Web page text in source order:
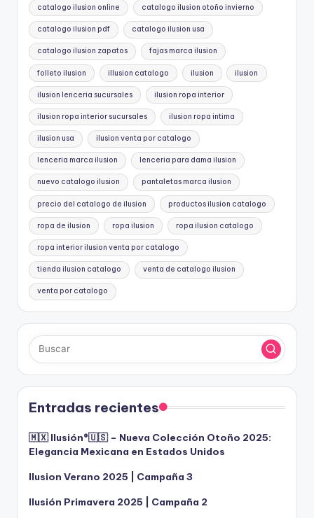
catalogo ilusion online catalogo ilusion otoño invierno
catalogo ilusion pdf catalogo ilusion usa
catalogo ilusion zapatos fajas marca ilusion
folleto ilusion illusion catalogo ilusion ilusion
ilusion lenceria sucursales ilusion ropa interior
ilusion ropa interior sucursales ilusion ropa intima
ilusion usa ilusion venta por catalogo
lenceria marca ilusion lenceria para dama ilusion
nuevo catalogo ilusion pantaletas marca ilusion
precio del catalogo de ilusion productos ilusion catalogo
ropa de ilusion ropa ilusion ropa ilusion catalogo
ropa interior ilusion venta por catalogo
tienda ilusion catalogo venta de catalogo ilusion
venta por catalogo
Entradas recientes
🇲🇽 Ilusión®️🇺🇸 – Nueva Colección Otoño 2025:
Elegancia Mexicana en Estados Unidos
Ilusion Verano 2025 | Campaña 3
Ilusión Primavera 2025 | Campaña 2